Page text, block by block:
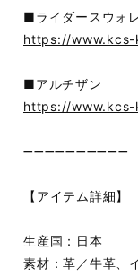
■ライダースウォ
https://
■アルチザン
https://
➖➖➖➖➖➖➖➖➖➖
【アイテム詳細】
生産国：日本
素材：革／牛革、